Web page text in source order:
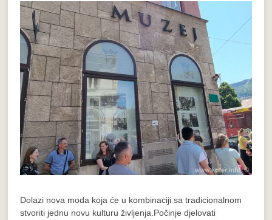
Dolazi nova moda koja će u kombinaciji sa tradicionalnom
stvoriti jednu novu kulturu življenja.Počinje djelovati